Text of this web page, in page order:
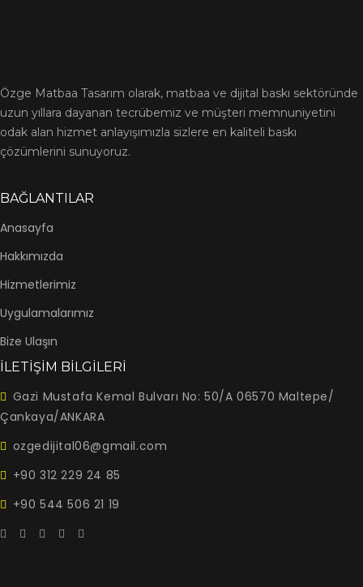
Özge Matbaa Tasarım olarak, matbaa ve dijital baskı sektöründe
uzun yıllara dayanan tecrübemiz ve müşteri memnuniyetini
odak alan hizmet anlayışımızla sizlere en kaliteli baskı
çözümlerini sunuyoruz.
BAĞLANTILAR
Anasayfa
Hakkımızda
Hizmetlerimiz
Uygulamalarımız
Bize Ulaşın
İLETİŞİM BİLGİLERİ
Gazi Mustafa Kemal Bulvarı No: 50/A 06570 Maltepe/
Çankaya/ANKARA
ozgedijital06@gmail.com
+90 312 229 24 85
+90 544 506 21 19